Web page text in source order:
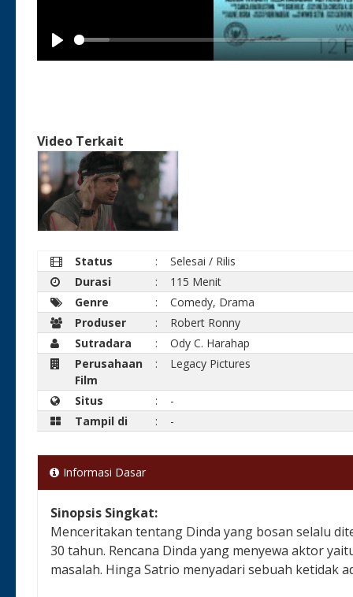
Play
Video Terkait
Status :
Selesai / Rilis
Durasi
:
115 Menit
Genre
:
Comedy, Drama
Produser
:
Robert Ronny
Sutradara
:
Ody C. Harahap
Perusahaan
Film
: Legacy Pictures
Situs :
-
Tampil di
: -
Informasi Dasar
Sinopsis Singkat:
Menceritakan tentang Dinda yang bosan selalu
30 tahun. Rencana Dinda yang menyewa aktor
masalah. Hinga Satrio menyadari sebuah ketidak